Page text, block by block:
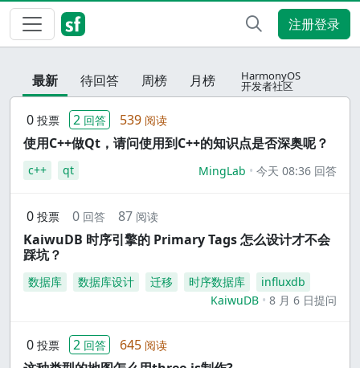
注册登录
最新 待回答 周榜 月榜 HarmonyOS
开发者社区
0 投票 2 回答 539 阅读
使用C++做Qt，请问使用到C++的知识点是否深奥呢？
c++ qt MingLab 今天 08:36 回答
0 投票 0 回答 87 阅读
KaiwuDB 时序引擎的 Primary Tags 怎么设计才不会
踩坑？
数据库 数据库设计 迁移 时序数据库
influxdb
KaiwuDB
8 月 6 日提问
0 投票 2 回答 645 阅读